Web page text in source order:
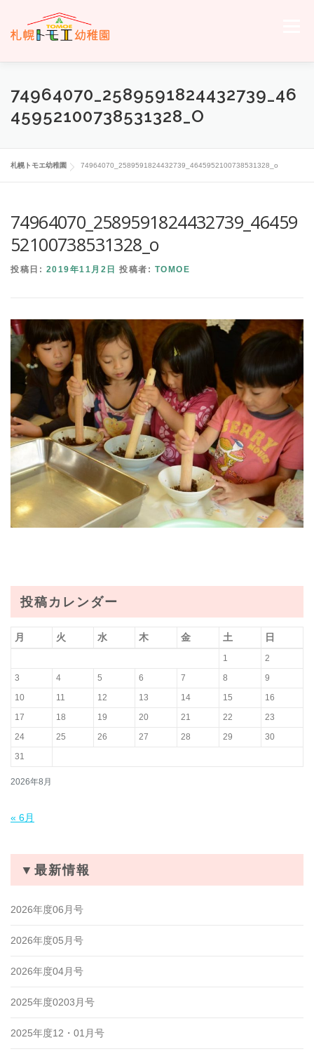
ツ
ホーム トモエについて トモエの日々 入園のご案内
74964070_2589591824432739_46
45952100738531328_O
札幌トモエ幼稚園 74964070_2589591824432739_4645952100738531328_o
74964070_2589591824432739_46459
52100738531328_o
投稿日: 2019年11月2日 投稿者: TOMOE
投稿カレンダー
2026年8月
月 火 水 木 金 土 日
1
2
3
4 5 6 7 8
9
10
11 12 13 14 15
16
17
18 19 20 21 22
23
24
25 26 27 28 29
30
31
« 6月
▼最新情報
2026年度06月号
2026年度05月号
2026年度04月号
2025年度0203月号
2025年度12・01月号